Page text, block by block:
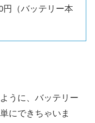
（バッテリー本
うに、バッテリー
にできちゃいま